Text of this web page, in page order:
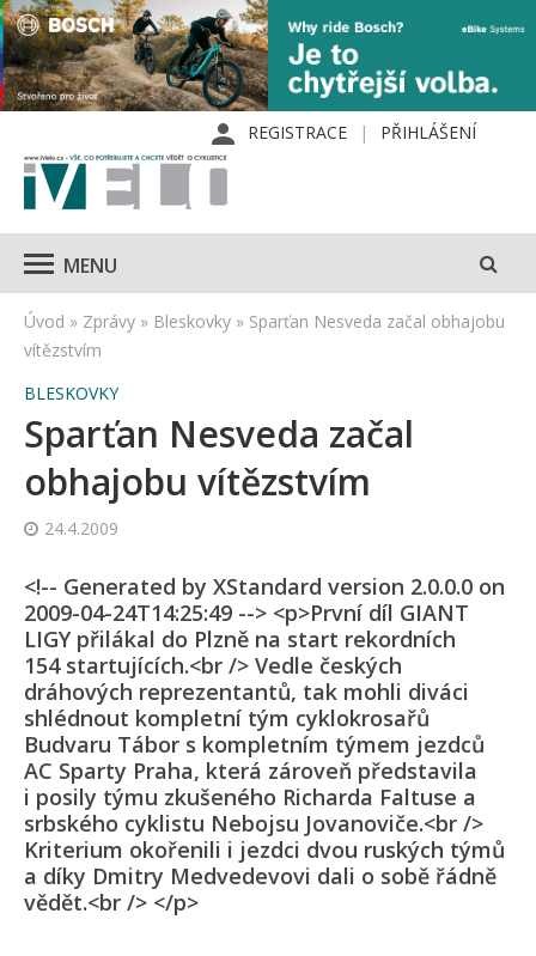
REGISTRACE PŘIHLÁŠENÍ
MENU
Úvod » Zprávy » Bleskovky » Sparťan Nesveda začal obhajobu
vítězstvím
BLESKOVKY
Sparťan Nesveda začal
obhajobu vítězstvím
24.4.2009
<!-- Generated by XStandard version 2.0.0.0 on
2009-04-24T14:25:49 --> <p>První díl GIANT
LIGY přilákal do Plzně na start rekordních
154 startujících.<br /> Vedle českých
dráhových reprezentantů, tak mohli diváci
shlédnout kompletní tým cyklokrosařů
Budvaru Tábor s kompletním týmem jezdců
AC Sparty Praha, která zároveň představila
i posily týmu zkušeného Richarda Faltuse a
srbského cyklistu Nebojsu Jovanoviče.<br />
Kriterium okořenili i jezdci dvou ruských týmů
a díky Dmitry Medvedevovi dali o sobě řádně
vědět.<br /> </p>